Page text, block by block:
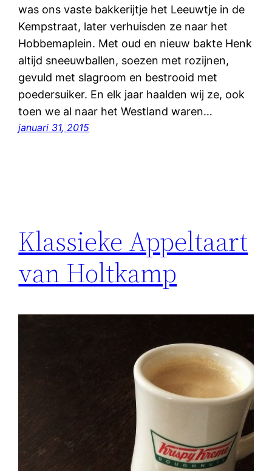
was ons vaste bakkerijtje het Leeuwtje in de
Kempstraat, later verhuisden ze naar het
Hobbemaplein. Met oud en nieuw bakte Henk
altijd sneeuwballen, soezen met rozijnen,
gevuld met slagroom en bestrooid met
poedersuiker. En elk jaar haalden wij ze, ook
toen we al naar het Westland waren…
januari 31, 2015
Klassieke Appeltaart
van Holtkamp